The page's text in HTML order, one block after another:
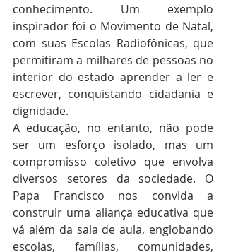
conhecimento. Um exemplo
inspirador foi o Movimento de Natal,
com suas Escolas Radiofônicas, que
permitiram a milhares de pessoas no
interior do estado aprender a ler e
escrever, conquistando cidadania e
dignidade.
A educação, no entanto, não pode
ser um esforço isolado, mas um
compromisso coletivo que envolva
diversos setores da sociedade. O
Papa Francisco nos convida a
construir uma aliança educativa que
vá além da sala de aula, englobando
escolas, famílias, comunidades,